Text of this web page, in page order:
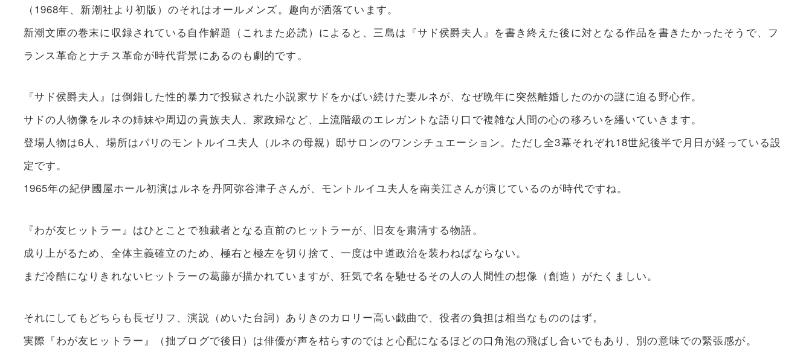
（1968年、新潮社より初版）のそれはオールメンズ。趣向が洒落ています。
新潮文庫の巻末に収録されている自作解題（これまた必読）によると、三島は『サド侯爵夫人』を書き終えた後に対となる作品を書きたかったそうで、フ
ランス革命とナチス革命が時代背景にあるのも劇的です。
『サド侯爵夫人』は倒錯した性的暴力で投獄された小説家サドをかばい続けた妻ルネが、なぜ晩年に突然離婚したのかの謎に迫る野心作。
サドの人物像をルネの姉妹や周辺の貴族夫人、家政婦など、上流階級のエレガントな語り口で複雑な人間の心の移ろいを繙いていきます。
登場人物は6人、場所はパリのモントルイユ夫人（ルネの母親）邸サロンのワンシチュエーション。ただし全3幕それぞれ18世紀後半で月日が経っている設
定です。
1965年の紀伊國屋ホール初演はルネを丹阿弥谷津子さんが、モントルイユ夫人を南美江さんが演じているのが時代ですね。
『わが友ヒットラー』はひとことで独裁者となる直前のヒットラーが、旧友を粛清する物語。
成り上がるため、全体主義確立のため、極右と極左を切り捨て、一度は中道政治を装わねばならない。
まだ冷酷になりきれないヒットラーの葛藤が描かれていますが、狂気で名を馳せるその人の人間性の想像（創造）がたくましい。
それにしてもどちらも長ゼリフ、演説（めいた台詞）ありきのカロリー高い戯曲で、役者の負担は相当なもののはず。
実際『わが友ヒットラー』（拙ブログで後日）は俳優が声を枯らすのではと心配になるほどの口角泡の飛ばし合いでもあり、別の意味での緊張感が。